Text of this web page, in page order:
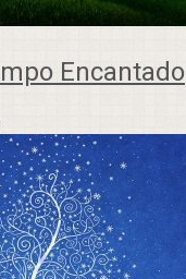
Encantado